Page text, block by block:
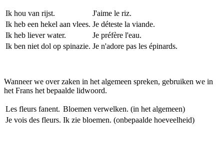
Ik hou van rijst.
J'aime le riz.
Ik heb een hekel aan vlees. Je déteste la viande.
Ik heb liever water.
Je préfère l'eau.
Ik ben niet dol op spinazie. Je n'adore pas les épinards.
Wanneer we over zaken in het algemeen spreken, gebruiken we in
het Frans het bepaalde lidwoord.
Les fleurs fanent. Bloemen verwelken. (in het algemeen)
Je vois des fleurs. Ik zie bloemen. (onbepaalde hoeveelheid)